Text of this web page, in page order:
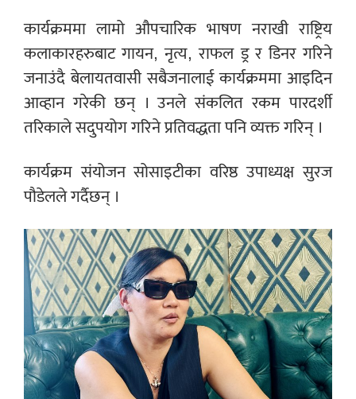
कार्यक्रममा लामो औपचारिक भाषण नराखी राष्ट्रिय
कलाकारहरुबाट गायन, नृत्य, राफल ड्र र डिनर गरिने
जनाउंदै बेलायतवासी सबैजनालाई कार्यक्रममा आइदिन
आव्हान गरेकी छन् । उनले संकलित रकम पारदर्शी
तरिकाले सदुपयोग गरिने प्रतिवद्धता पनि व्यक्त गरिन् ।
कार्यक्रम संयोजन सोसाइटीका वरिष्ठ उपाध्यक्ष सुरज
पौडेलले गर्दैछन् ।